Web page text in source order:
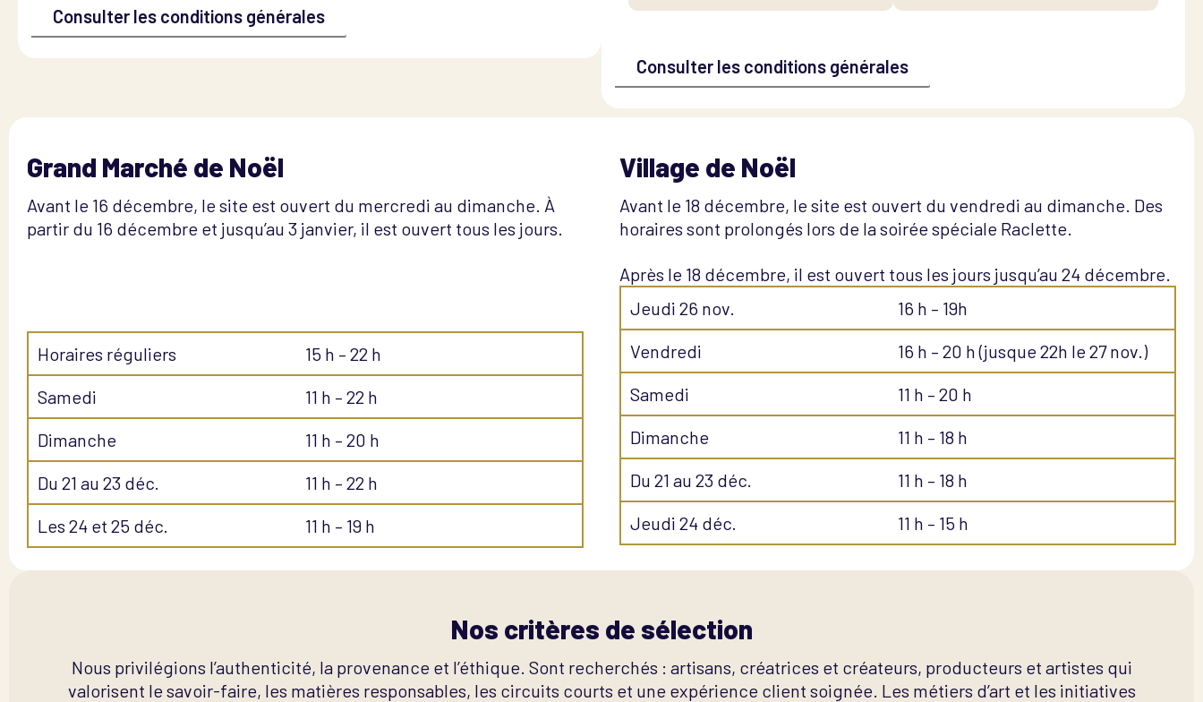
Consulter les conditions générales
Consulter les conditions générales
Grand Marché de Noël
Avant le 16 décembre, le site est ouvert du mercredi au dimanche. À
partir du 16 décembre et jusqu’au 3 janvier, il est ouvert tous les jours.
Horaires réguliers
15 h – 22 h
Samedi
11 h – 22 h
Dimanche
11 h – 20 h
Du 21 au 23 déc.
11 h – 22 h
Les 24 et 25 déc.
11 h – 19 h
Village de Noël
Avant le 18 décembre, le site est ouvert du vendredi au dimanche. Des
horaires sont prolongés lors de la soirée spéciale Raclette.
Après le 18 décembre, il est ouvert tous les jours jusqu’au 24 décembre.
Jeudi 26 nov.
16 h – 19h
Vendredi
16 h – 20 h (jusque 22h le 27 nov.)
Samedi
11 h – 20 h
Dimanche
11 h – 18 h
Du 21 au 23 déc.
11 h – 18 h
Jeudi 24 déc.
11 h – 15 h
Nos critères de sélection
Nous privilégions l’authenticité, la provenance et l’éthique. Sont recherchés : artisans, créatrices et créateurs, producteurs et artistes qui
valorisent le savoir-faire, les matières responsables, les circuits courts et une expérience client soignée. Les métiers d’art et les initiatives